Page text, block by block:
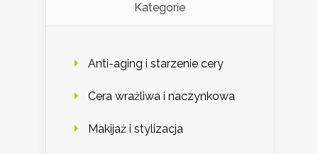
Kategorie
Anti-aging i starzenie cery
Cera wrażliwa i naczynkowa
Makijaż i stylizacja